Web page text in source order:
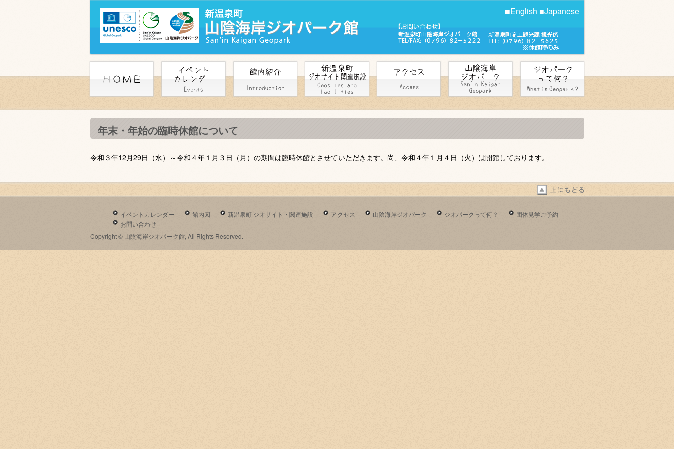
■English ■Japanese
年末・年始の臨時休館について
令和３年12月29日（水）～令和４年１月３日（月）の期間は臨時休館とさせていただきます。尚、令和４年１月４日（火）は開館しております。
イベントカレンダー 館内図 新温泉町 ジオサイト・関連施設 アクセス 山陰海岸ジオパーク ジオパークって何？
団体見学ご予約
お問い合わせ
Copyright © 山陰海岸ジオパーク館, All Rights Reserved.